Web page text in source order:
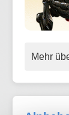
Mehr